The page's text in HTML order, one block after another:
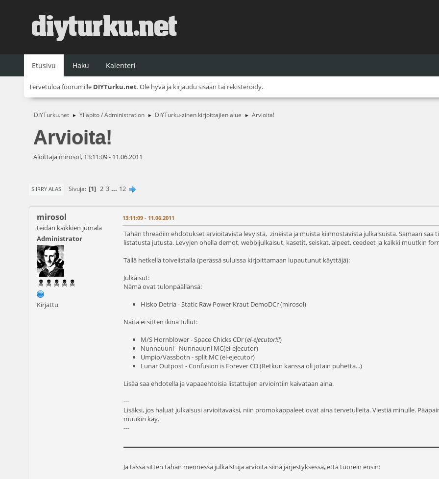
Etusivu Haku Kalenteri
Tervetuloa foorumille DIYTurku.net. Ole hyvä ja kirjaudu sisään tai rekisteröidy.
DIYTurku.net ► Ylläpito / Administration ► DIYTurku-zinen kirjoittajien alue ► Arvioita!
Arvioita!
Aloittaja mirosol, 13:11:09 - 11.06.2011
SIIRRY ALAS Sivuja 1 2 3 ... 12
mirosol
teidän kaikkien jumala
Administrator
Kirjattu
13:11:09 - 11.06.2011
Tähän threadiin ehdotukset arvioitavista levyistä, zineistä ja muista kiinnostavista julkaisuista. Samaan
listatusta jutusta. Levyjen ohella demot, webbijulkaisut, kasetit, seiskat, älpeet, ceedeet ja kaikki muutkin
Tällä hetkellä toivelistalla (perässä suluissa kirjoittamaan lupautunut käyttäjä):
Julkaisut:
Nämä ovat tulonpäällänsä:
Hisko Detria - Static Raw Power Kraut DemoDCr (mirosol)
Näitä ei sitten ikinä tullut:
M/S Hornblower - Space Chicks CDr (el-ejecutor!!!)
Nunnauuni - Nunnauuni MC(el-ejecutor)
Umpio/Vassbotn - split MC (el-ejecutor)
Lunar Outpost - Confusion is Forever CD (Retkun kanssa oli jotain puhetta...)
Lisää saa ehdotella ja vapaaehtoisia listattujen arviointiin kaivataan aina.
---
Lisäksi, jos haluat julkaisusi arvioitavaksi, niin promokappaleet ovat aina tervetulleita. Viestiä minulle.
muukin käy.
---
Ja tässä sitten tähän mennessä julkaistuja arvioita siinä järjestyksessä, että tuorein ensin: